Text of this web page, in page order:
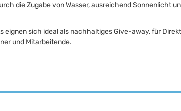
die Zugabe von Wasser, ausreichend Sonnenlicht
eignen sich ideal als nachhaltiges Give-away, für
und Mitarbeitende.